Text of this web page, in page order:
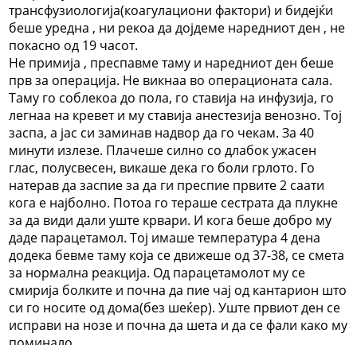
трансфузиологија(коагулациони фактори) и бидејќи
беше уредна , ни рекоа да дојдеме наредниот ден , не
покасно од 19 часот.
Не примија , преспавме таму и наредниот ден беше
прв за операција. Не викнаа во операционата сала.
Таму го соблекоа до пола, го ставија на инфузија, го
легнаа на кревет и му ставија анестезија венозно. Тој
заспа, а јас си заминав надвор да го чекам. За 40
минути излезе. Плачеше силно со длабок ужасен
глас, полусвесен, викаше дека го боли грлото. Го
натерав да заспие за да ги преспие првите 2 саати
кога е најболно. Потоа го тераше сестрата да плукне
за да види дали уште крвари. И кога беше добро му
даде парацетамол. Тој имаше температура 4 дена
додека бевме таму која се движеше од 37-38, се смета
за нормална реакција. Од парацетамолот му се
смирија болките и почна да пие чај од кантарион што
си го носите од дома(без шеќер). Уште првиот ден се
исправи на нозе и почна да шета и да се фали како му